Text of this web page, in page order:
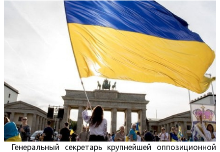
Генеральный секретарь крупнейшей оппозиционной